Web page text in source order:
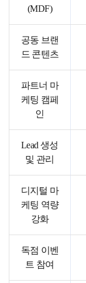
(MDF)
공동 브랜
드 콘텐츠
파트너 마
케팅 캠페
인
Lead 생성
및 관리
디지털 마
케팅 역량
강화
독점 이벤
트 참여